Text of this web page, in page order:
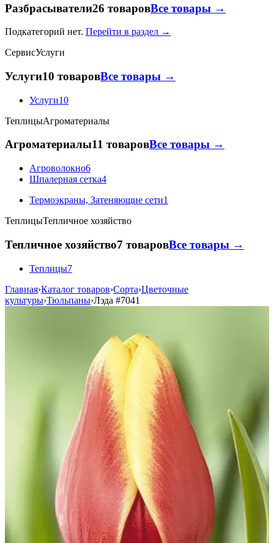
Разбрасыватели26 товаровВсе товары →
Подкатегорий нет. Перейти в раздел →
СервисУслуги
Услуги10 товаровВсе товары →
Услуги10
ТеплицыАгроматериалы
Агроматериалы11 товаровВсе товары →
Агроволокно6
Шпалерная сетка4
Термоэкраны, Затеняющие сети1
ТеплицыТепличное хозяйство
Тепличное хозяйство7 товаровВсе товары →
Теплицы7
Главная›Каталог товаров›Сорта›Цветочные
культуры›Тюльпаны›Лэда #7041